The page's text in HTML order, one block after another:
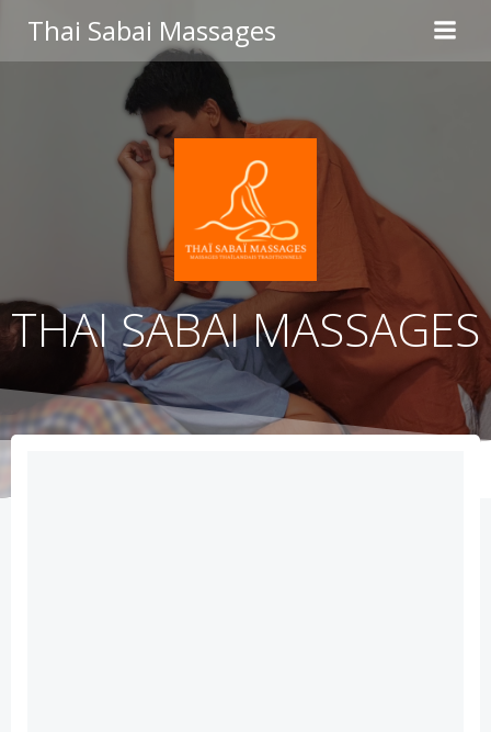
au
contenu
Thai Sabai Massages
THAI SABAI MASSAGES